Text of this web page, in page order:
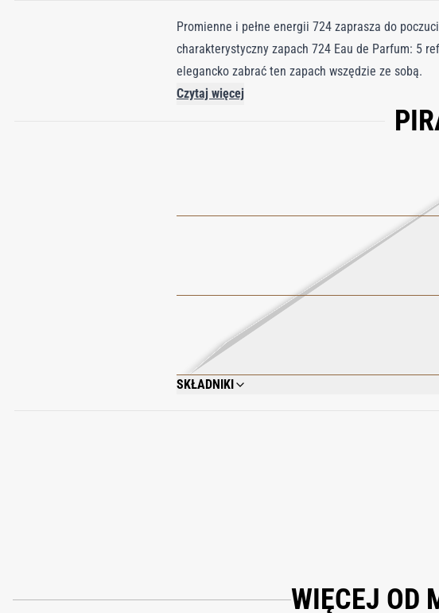
Promienne i pełne energii 724 zaprasza do
charakterystyczny zapach 724 Eau de Parfum: 5
elegancko zabrać ten zapach wszędzie ze sobą.
Czytaj więcej
SKŁADNIKI
ALCOHOL; PARFUM (FRAGRANCE); AQUA (WATER);
METHOXYDIBENZOYLMETHANE; PENTAERYTHRITYL
WIĘCEJ OD